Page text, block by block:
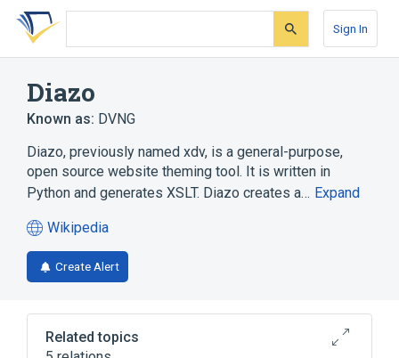
Skip
search
Skip
Skip
account
Sign In
Diazo
Known as: DVNG
Diazo, previously named xdv, is a general-purpose,
open source website theming tool. It is written in
Python and generates XSLT. Diazo creates a… Expand
Wikipedia
(opens
in
a
tab)
Create Alert
Related topics